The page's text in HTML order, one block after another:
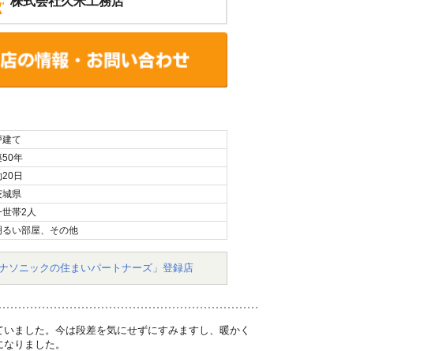
建て
50年
20日
城県
世帯2人
るい部屋、その他
ソニックの住まいパートナーズ」登録店
ました。今は段差を気にせずにすみますし、暖かく
りました。